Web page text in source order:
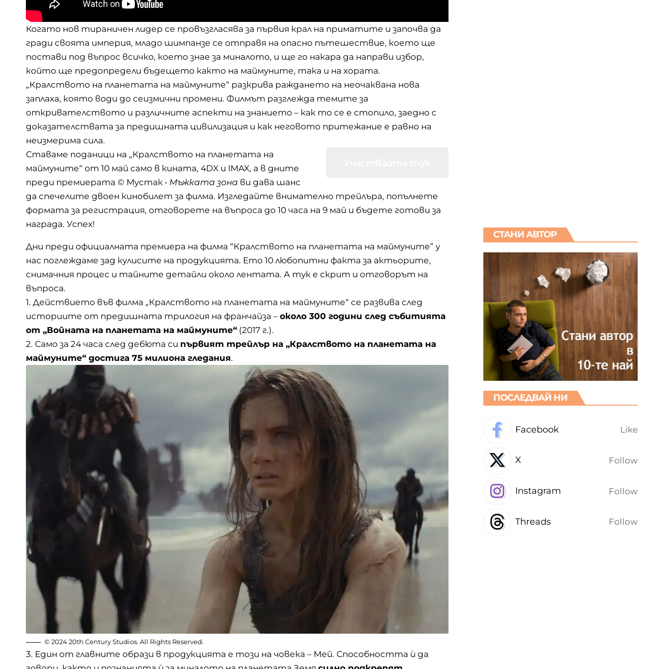
Когато нов тираничен лидер се провъзгласява за първия крал на приматите и започва да
гради своята империя, младо шимпанзе се отправя на опасно пътешествие, което ще
постави под въпрос всичко, което знае за миналото, и ще го накара да направи избор,
който ще предопредели бъдещето както на маймуните, така и на хората.
„Кралството на планетата на маймуните“ разкрива раждането на неочаквана нова
заплаха, която води до сеизмични промени. Филмът разглежда темите за
откривателството и различните аспекти на знанието – как то се е стопило, заедно с
доказателствата за предишната цивилизация и как неговото притежание е равно на
неизмерима сила.
Ставаме поданици на „Кралството на планетата на
маймуните“ от 10 май само в кината, 4DX и IMAX, а в дните
преди премиерата © Мустак • Мъжката зона ви дава шанс
да спечелите двоен кинобилет за филма. Изгледайте внимателно трейлъра, попълнете
формата за регистрация, отговорете на въпроса до 10 часа на 9 май и бъдете готови за
награда. Успех!
Дни преди официалната премиера на филма “Кралството на планетата на маймуните” у
нас поглеждаме зад кулисите на продукцията. Ето 10 любопитни факта за актьорите,
снимачния процес и тайните детайли около лентата. А тук е скрит и отговорът на
въпроса.
1. Действието във филма „Кралството на планетата на маймуните“ се развива след
историите от предишната трилогия на франчайзa – около 300 години след събитията
от „Войната на планетата на маймуните“ (2017 г.).
2. Само за 24 часа след дебюта си първият трейлър на „Кралството на планетата на
маймуните“ достига 75 милиона гледания.
© 2024 20th Century Studios. All Rights Reserved.
3. Един от главните образи в продукцията е този на човека – Мей. Способността ѝ да
СТАНИ АВТОР
ПОСЛЕДВАЙ НИ
Facebook Like
X Follow
Instagram Follow
Threads Follow